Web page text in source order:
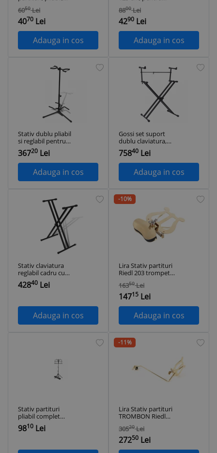
utilizare pe podea
masa, reglabil, fier
ABS, 46-112 cm,
negru
6050 Lei
4070 Lei
Adauga in cos
partituri cu husa
inclusa - Negru
8800 Lei
4290 Lei
Adauga in cos
Stativ dublu pliabil
si reglabil pentru
chitara
36720 Lei
Adauga in cos
Gossi set suport
dublu claviatura,
cadru in forma de x,
negru
75840 Lei
Adauga in cos
Stativ claviatura
reglabil cadru cu
brate duble
42840 Lei
Adauga in cos
-10%
Lira Stativ partituri
Riedl 203 trompeta
trombon sopran
sax
16350 Lei
14715 Lei
Adauga in cos
Stativ partituri
pliabil complet
Bespeco BP01X +
husa inclusa
9810 Lei
-11%
Lira Stativ partituri
TROMBON Riedl
332 Auriu
30520 Lei
27250 Lei